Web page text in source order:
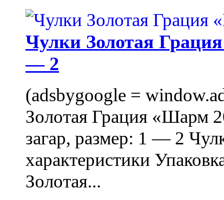
Чулки Золотая
— 2
(adsbygoogle =
Золотая Грация «Шарм
загар, размер: 1 — 2
характеристики
Золотая...